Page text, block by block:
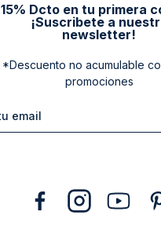
15% Dcto en tu primera
¡Suscribete a
newsletter!
*Descuento no acumulable
promociones